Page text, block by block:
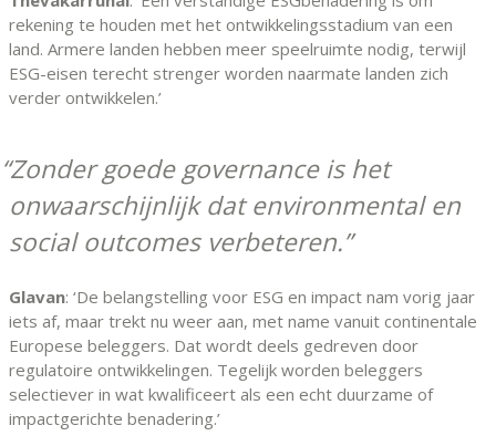
rekening te houden met het ontwikkelingsstadium van een
land. Armere landen hebben meer speelruimte nodig, terwijl
ESG-eisen terecht strenger worden naarmate landen zich
verder ontwikkelen.’
Zonder goede governance is het
onwaarschijnlijk dat environmental en
social outcomes verbeteren.
Glavan: ‘De belangstelling voor ESG en impact nam vorig jaar
iets af, maar trekt nu weer aan, met name vanuit continentale
Europese beleggers. Dat wordt deels gedreven door
regulatoire ontwikkelingen. Tegelijk worden beleggers
selectiever in wat kwalificeert als een echt duurzame of
impactgerichte benadering.’